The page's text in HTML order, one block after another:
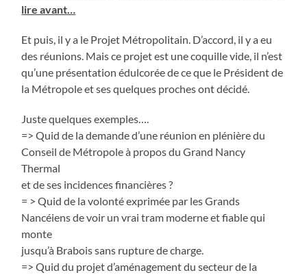
lire avant…
Et puis, il y a le Projet Métropolitain. D’accord, il y a eu
des réunions. Mais ce projet est une coquille vide, il n’est
qu’une présentation édulcorée de ce que le Président de
la Métropole et ses quelques proches ont décidé.
Juste quelques exemples….
=> Quid de la demande d’une réunion en plénière du
Conseil de Métropole à propos du Grand Nancy
Thermal
et de ses incidences financières ?
= > Quid de la volonté exprimée par les Grands
Nancéiens de voir un vrai tram moderne et fiable qui
monte
jusqu’à Brabois sans rupture de charge.
=> Quid du projet d’aménagement du secteur de la